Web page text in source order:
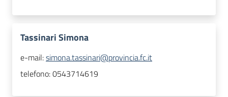
Tassinari Simona
e-mail:simona.tassinari@provincia.fc.it
telefono:0543714619